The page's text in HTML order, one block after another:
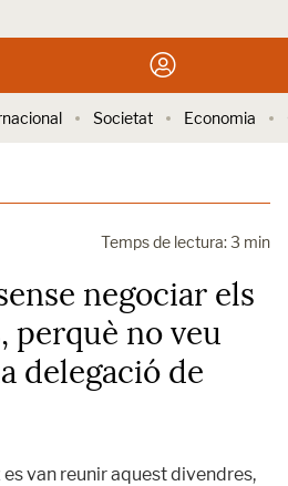
Societat Economia
Temps de lectura: 3 min
negociar els
perquè no veu
delegació de
van reunir aquest divendres,